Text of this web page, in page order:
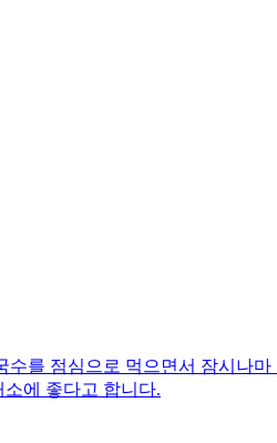
를 점심으로 먹으면서 잠시나
에 좋다고 합니다.